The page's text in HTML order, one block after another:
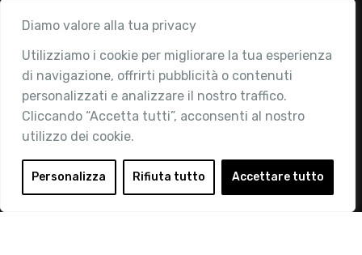
Diamo valore alla tua privacy
Utilizziamo i cookie per migliorare la tua esperienza
di navigazione, offrirti pubblicità o contenuti
personalizzati e analizzare il nostro traffico.
Cliccando “Accetta tutti”, acconsenti al nostro
utilizzo dei cookie.
Personalizza Rifiuta tutto Accettare tutto
Associazione
Chi siamo
Attività
Contatti
Area Riservata
Login
Diventa Socio